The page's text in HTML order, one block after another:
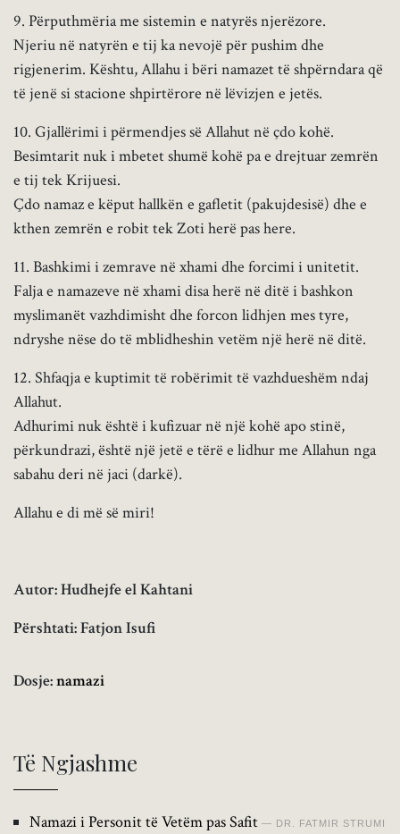
9. Përputhmëria me sistemin e natyrës njerëzore.
Njeriu në natyrën e tij ka nevojë për pushim dhe
rigjenerim. Kështu, Allahu i bëri namazet të shpërndara që
të jenë si stacione shpirtërore në lëvizjen e jetës.
10. Gjallërimi i përmendjes së Allahut në çdo kohë.
Besimtarit nuk i mbetet shumë kohë pa e drejtuar zemrën
e tij tek Krijuesi.
Çdo namaz e këput hallkën e gafletit (pakujdesisë) dhe e
kthen zemrën e robit tek Zoti herë pas here.
11. Bashkimi i zemrave në xhami dhe forcimi i unitetit.
Falja e namazeve në xhami disa herë në ditë i bashkon
myslimanët vazhdimisht dhe forcon lidhjen mes tyre,
ndryshe nëse do të mblidheshin vetëm një herë në ditë.
12. Shfaqja e kuptimit të robërimit të vazhdueshëm ndaj
Allahut.
Adhurimi nuk është i kufizuar në një kohë apo stinë,
përkundrazi, është një jetë e tërë e lidhur me Allahun nga
sabahu deri në jaci (darkë).
Allahu e di më së miri!
Autor: Hudhejfe el Kahtani
Përshtati: Fatjon Isufi
Dosje:namazi
Të Ngjashme
Namazi i Personit të Vetëm pas Safit DR. FATMIR STRUMI